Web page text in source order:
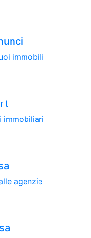
immobili
immobiliari
agenzie